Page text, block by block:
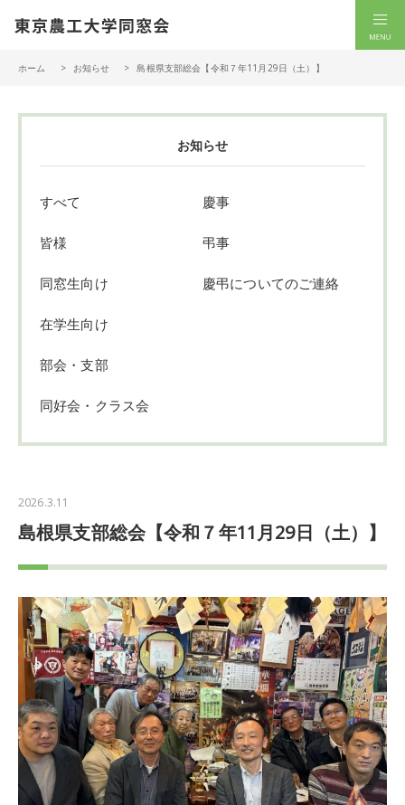
ホーム お知らせ 島根県支部総会【令和７年11月29日（土）】
お知らせ
すべて
皆様
同窓生向け
在学生向け
部会・支部
同好会・クラス会
慶事
弔事
慶弔についてのご連絡
2026.3.11
島根県支部総会【令和７年11月29日（土）】